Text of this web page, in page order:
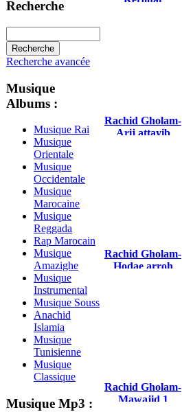
Recherche
Recherche avancée
Musique
Albums :
Musique Rai
Musique
Orientale
Musique
Occidentale
Musique
Marocaine
Musique
Reggada
Rap Marocain
Musique
Amazighe
Musique
Instrumental
Musique Souss
Anachid
Islamia
Musique
Tunisienne
Musique
Classique
Musique Mp3 :
Rachid Gholam-
Arij attayib
Rachid Gholam-
Hodae arroh
Rachid Gholam-
Mawajid 1